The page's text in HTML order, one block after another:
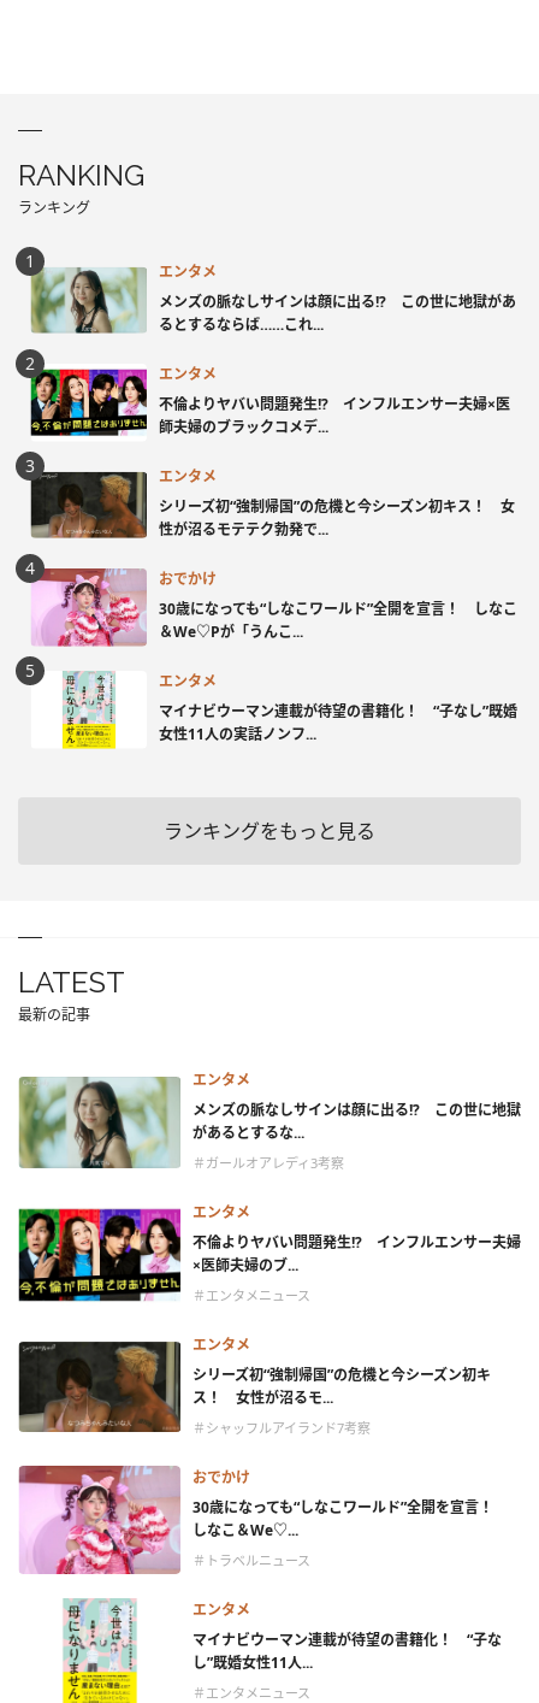
RANKING
ランキング
エンタメ
メンズの脈なしサインは顔に出る!? この世に地獄があ
るとするならば……これ...
エンタメ
不倫よりヤバい問題発生!? インフルエンサー夫婦×医
師夫婦のブラックコメデ...
エンタメ
シリーズ初“強制帰国”の危機と今シーズン初キス！ 女
性が沼るモテテク勃発で...
おでかけ
30歳になっても“しなこワールド”全開を宣言！ しなこ
＆We♡Pが「うんこ...
エンタメ
マイナビウーマン連載が待望の書籍化！ “子なし”既婚
女性11人の実話ノンフ...
ランキングをもっと見る
LATEST
最新の記事
エンタメ
メンズの脈なしサインは顔に出る!? この世に地獄
があるとするな...
＃ガールオアレディ3考察
エンタメ
不倫よりヤバい問題発生!? インフルエンサー夫婦
×医師夫婦のブ...
＃エンタメニュース
エンタメ
シリーズ初“強制帰国”の危機と今シーズン初キ
ス！ 女性が沼るモ...
＃シャッフルアイランド7考察
おでかけ
30歳になっても“しなこワールド”全開を宣言！
しなこ＆We♡...
＃トラベルニュース
エンタメ
マイナビウーマン連載が待望の書籍化！ “子な
し”既婚女性11人...
＃エンタメニュース